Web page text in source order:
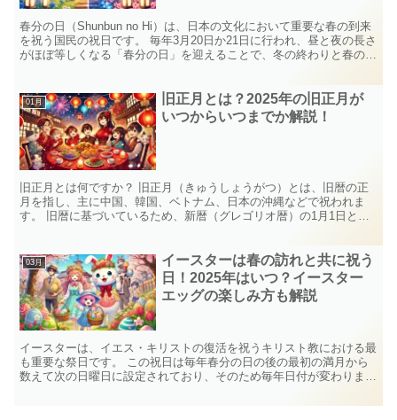
春分の日（Shunbun no Hi）は、日本の文化において重要な春の到来
を祝う国民の祝日です。 毎年3月20日か21日に行われ、昼と夜の長さ
がほぼ等しくなる「春分の日」を迎えることで、冬の終わりと春の始
01月
旧正月とは？2025年の旧正月が
いつからいつまでか解説！
旧正月とは何ですか？ 旧正月（きゅうしょうがつ）とは、旧暦の正
月を指し、主に中国、韓国、ベトナム、日本の沖縄などで祝われま
す。 旧暦に基づいているため、新暦（グレゴリオ暦）の1月1日とは
03月
イースターは春の訪れと共に祝う
日！2025年はいつ？イースター
エッグの楽しみ方も解説
イースターは、イエス・キリストの復活を祝うキリスト教における最
も重要な祭日です。 この祝日は毎年春分の日の後の最初の満月から
数えて次の日曜日に設定されており、そのため毎年日付が変わりま